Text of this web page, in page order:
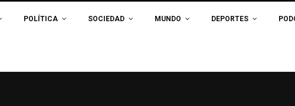
POLÍTICA SOCIEDAD MUNDO DEPORTES